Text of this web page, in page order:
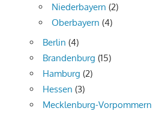
Niederbayern (2)
Oberbayern (4)
Berlin (4)
Brandenburg (15)
Hamburg (2)
Hessen (3)
Mecklenburg-Vorpommern